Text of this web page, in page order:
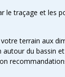
le traçage et les
terrain aux
autour du bassin